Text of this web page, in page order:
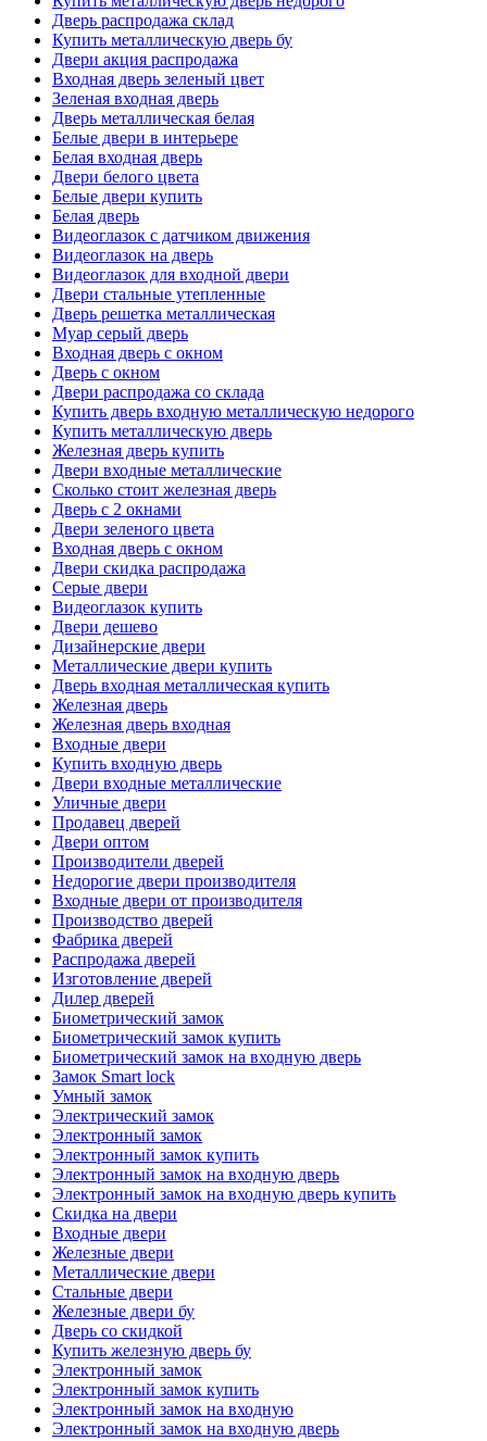
Дверь распродажа склад
Купить металлическую дверь бу
Двери акция распродажа
Входная дверь зеленый цвет
Зеленая входная дверь
Дверь металлическая белая
Белые двери в интерьере
Белая входная дверь
Двери белого цвета
Белые двери купить
Белая дверь
Видеоглазок с датчиком движения
Видеоглазок на дверь
Видеоглазок для входной двери
Двери стальные утепленные
Дверь решетка металлическая
Муар серый дверь
Входная дверь с окном
Дверь с окном
Двери распродажа со склада
Купить дверь входную металлическую недорого
Купить металлическую дверь
Железная дверь купить
Двери входные металлические
Сколько стоит железная дверь
Дверь с 2 окнами
Двери зеленого цвета
Входная дверь с окном
Двери скидка распродажа
Серые двери
Видеоглазок купить
Двери дешево
Дизайнерские двери
Металлические двери купить
Дверь входная металлическая купить
Железная дверь
Железная дверь входная
Входные двери
Купить входную дверь
Двери входные металлические
Уличные двери
Продавец дверей
Двери оптом
Производители дверей
Недорогие двери производителя
Входные двери от производителя
Производство дверей
Фабрика дверей
Распродажа дверей
Изготовление дверей
Дилер дверей
Биометрический замок
Биометрический замок купить
Биометрический замок на входную дверь
Замок Smart lock
Умный замок
Электрический замок
Электронный замок
Электронный замок купить
Электронный замок на входную дверь
Электронный замок на входную дверь купить
Скидка на двери
Входные двери
Железные двери
Металлические двери
Стальные двери
Железные двери бу
Дверь со скидкой
Купить железную дверь бу
Электронный замок
Электронный замок купить
Электронный замок на входную
Электронный замок на входную дверь